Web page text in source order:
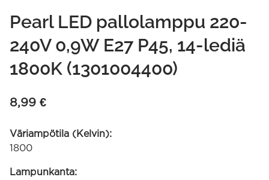
Pearl LED pallolamppu 220-
240V 0,9W E27 P45, 14-lediä
1800K (1301004400)
8,99 €
Väriampötila (Kelvin):
1800
Lampunkanta: